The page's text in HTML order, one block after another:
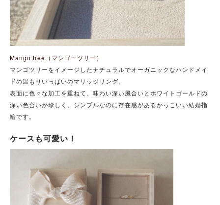
Mango tree（マンゴーツリー）
マンゴツリーをイメージしたナチュラルでオーガニックなハンドメイ
ドの温もりいっぱいのマリッジリング。
表面に色々な加工を重ねて、味わい深い風合いとホワイトゴールドの
深い色合いが珍しく、シンプルなのに存在感があるかっこいい結婚指
輪です。
ケースも可愛い！